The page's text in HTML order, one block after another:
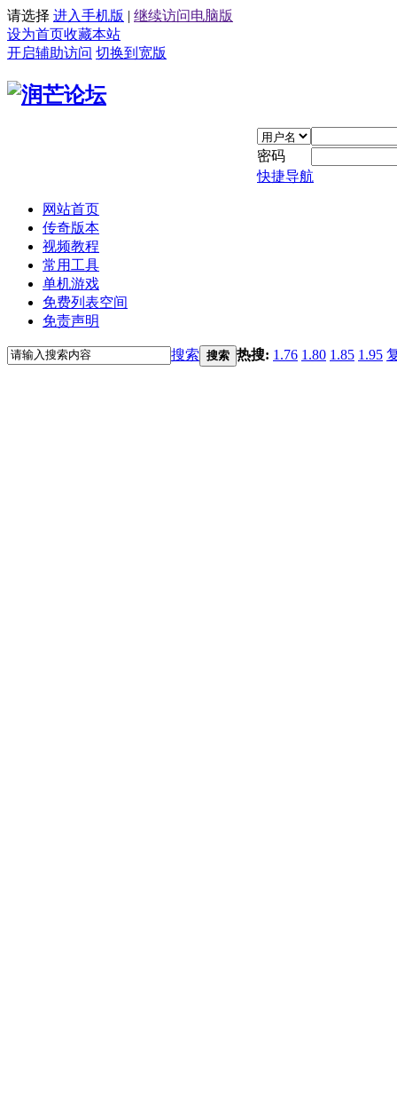
请选择 进入手机版 | 继续访问电脑版
设为首页收藏本站
开启辅助访问 切换到宽版
密码
快捷导航
网站首页
传奇版本
视频教程
常用工具
单机游戏
免费列表空间
免责声明
搜索 搜索 热搜: 1.76 1.80 1.85 1.95